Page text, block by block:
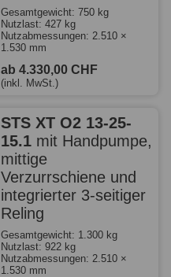
Gesamtgewicht: 750 kg
Nutzlast: 427 kg
Nutzabmessungen: 2.510 ×
1.530 mm
ab 4.330,00 CHF
(inkl. MwSt.)
STS XT O2 13-25-
15.1 mit Handpumpe,
mittige
Verzurrschiene und
integrierter 3-seitiger
Reling
Gesamtgewicht: 1.300 kg
Nutzlast: 922 kg
Nutzabmessungen: 2.510 ×
1.530 mm